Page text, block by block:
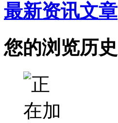
最新资讯文章
您的浏览历史